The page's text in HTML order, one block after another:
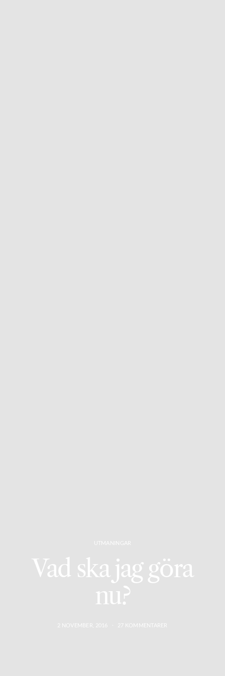
UTMANINGAR
Vad ska jag göra
nu?
2 NOVEMBER, 2016 27 KOMMENTARER